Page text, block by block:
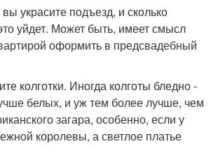
украсите подъезд, и сколько
уйдет. Может быть, имеет смысл
оформить в предсвадебный
колготки. Иногда колготы бледно -
белых, и уж тем более лучше, чем
загара, особенно, если у
королевы, а светлое платье